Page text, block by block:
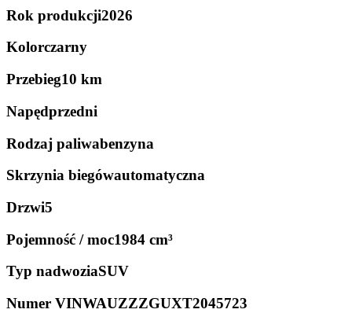
Rok produkcji2026
Kolorczarny
Przebieg10 km
Napędprzedni
Rodzaj paliwabenzyna
Skrzynia biegówautomatyczna
Drzwi5
Pojemność / moc1984 cm³
Typ nadwoziaSUV
Numer VINWAUZZZGUXT2045723